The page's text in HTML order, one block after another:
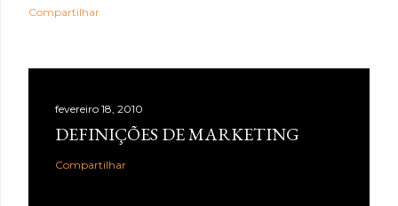
Compartilhar
fevereiro 18, 2010
DEFINIÇÕES DE MARKETING
Compartilhar